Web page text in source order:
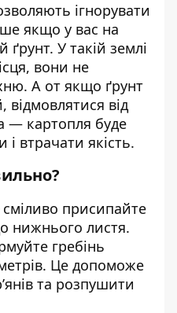
ігнорувати
якщо у вас на
ґрунт. У такій землі
вони не
А от якщо ґрунт
від
— картопля буде
і втрачати якість.
присипайте
нижнього листя.
гребінь
Це допоможе
та розпушити